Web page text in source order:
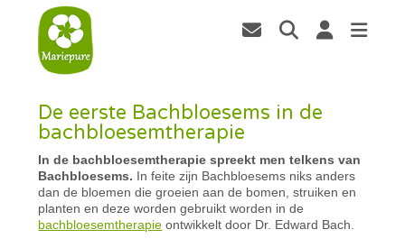
De eerste Bachbloesems in de
bachbloesemtherapie
In de bachbloesemtherapie spreekt men telkens van
Bachbloesems. In feite zijn Bachbloesems niks anders
dan de bloemen die groeien aan de bomen, struiken en
planten en deze worden gebruikt worden in de
bachbloesemtherapie ontwikkelt door Dr. Edward Bach.